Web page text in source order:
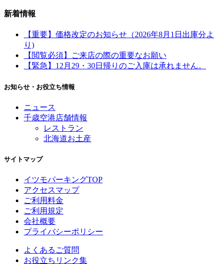
新着情報
【重要】価格改定のお知らせ（2026年8月1日出庫分よ
り)
【閲覧必須】ご来店の際の重要なお願い
【緊急】12月29・30日帰りのご入庫は承れません。
お知らせ・お役立ち情報
ニュース
千歳空港店舗情報
レストラン
北海道お土産
サイトマップ
イツモパーキングTOP
アクセスマップ
ご利用料金
ご利用規定
会社概要
プライバシーポリシー
よくあるご質問
お役立ちリンク集